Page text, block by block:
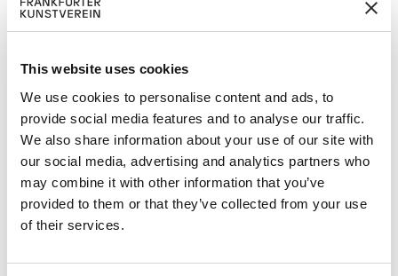
This website uses cookies
We use cookies to personalise content and ads, to
provide social media features and to analyse our traffic.
We also share information about your use of our site with
our social media, advertising and analytics partners who
may combine it with other information that you’ve
provided to them or that they’ve collected from your use
of their services.
diese Artenvielfalt jedoch ab. Und zwar
in alarmierendem Tempo. Diese
des Frankfurter Kunstvereins, welches
das Senckenberg Biodiversität und
Klima Forschungszentrum sowie den
Zoo Frankfurt eingeladen hat, sich zu
einer interdisziplinären Kooperation
zusammenzuschliessen. Ergebnis ist die
neue AusstellungBending the Curve –
Wissen, Handeln, [Für]Sorge für
Biodiversität, deren Titel anspielt auf
Biodiversity Loss“. Es geht um die